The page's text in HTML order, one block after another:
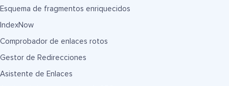
Esquema de fragmentos enriquecidos
IndexNow
Comprobador de enlaces rotos
Gestor de Redirecciones
Asistente de Enlaces